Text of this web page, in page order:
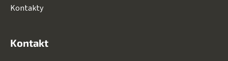
Kontakty
Kontakt